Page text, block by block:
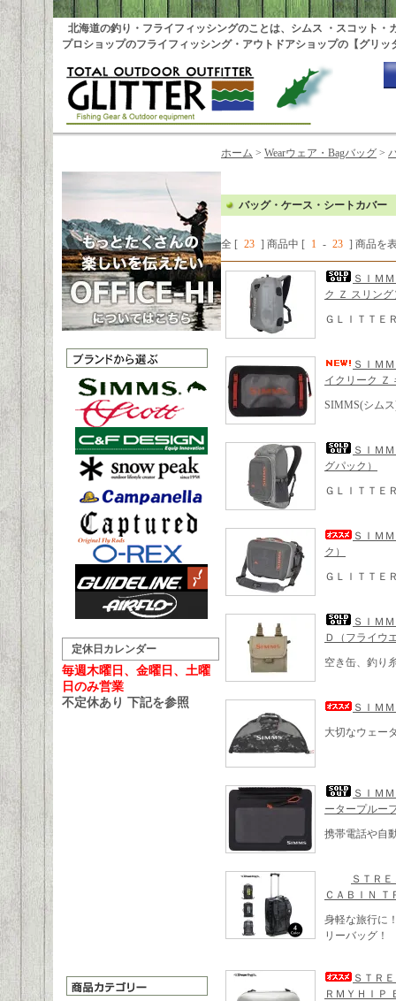
北海道の釣り・フライフィッシングのことは、シムス ・スコット・
プロショップのフライフィッシング・アウトドアショップの【グリッ
定休日カレンダー
毎週木曜日、金曜日、土曜
日のみ営業
不定休あり 下記を参照
ホーム > Wearウェア・Bagバッグ >
バッグ・ケース・シートカバー
全 [ 23 ] 商品中 [ 1 - 23 ] 商品を
ＳＩＭ
ク Ｚ スリング
ＧＬＩＴＴＥ
ＳＩＭ
イクリーク Ｚ
SIMMS(シム
ＳＩＭ
グパック）
ＧＬＩＴＴＥ
ＳＩＭ
ク）
ＧＬＩＴＴＥ
ＳＩＭ
Ｄ（フライウ
空き缶、釣り
ＳＩＭ
大切なウェー
ＳＩＭ
ータープルー
携帯電話や自
ＳＴＲ
ＣＡＢＩＮ Ｔ
身軽な旅行に
リーバッグ！
ＳＴＲ
ＲＭＹＨＩＰ